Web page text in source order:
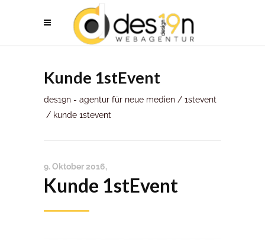
Kunde 1stEvent
des19n - agentur für neue medien / 1stevent
/ kunde 1stevent
9. Oktober 2016
Kunde 1stEvent